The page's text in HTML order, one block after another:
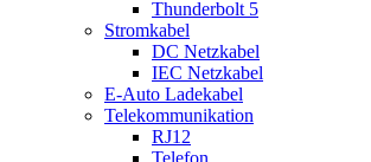
Thunderbolt 5
Stromkabel
DC Netzkabel
IEC Netzkabel
E-Auto Ladekabel
Telekommunikation
RJ12
Telefon